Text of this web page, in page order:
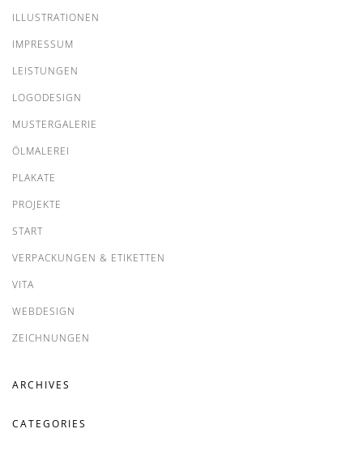
ILLUSTRATIONEN
IMPRESSUM
LEISTUNGEN
LOGODESIGN
MUSTERGALERIE
ÖLMALEREI
PLAKATE
PROJEKTE
START
VERPACKUNGEN & ETIKETTEN
VITA
WEBDESIGN
ZEICHNUNGEN
ARCHIVES
CATEGORIES